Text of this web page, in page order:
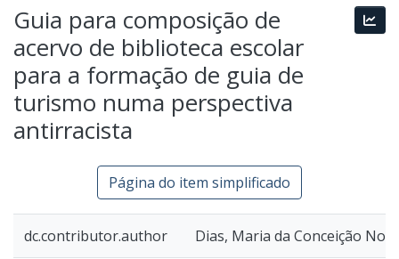
Canais
NAVEGAR
ESTATÍSTICAS
SOBRE
Guia para composição de
acervo de biblioteca escolar
para a formação de guia de
turismo numa perspectiva
antirracista
Página do item simplificado
dc.contributor.author Dias, Maria da Conceição